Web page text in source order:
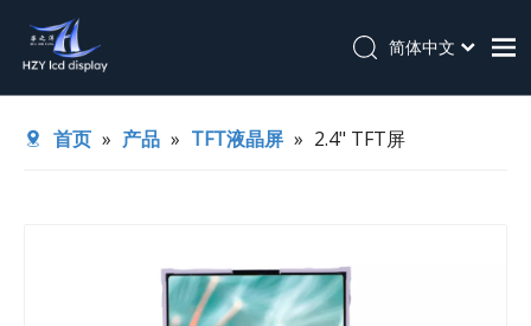
简体中文
首页 » 产品 » TFT液晶屏 » 2.4" TFT屏